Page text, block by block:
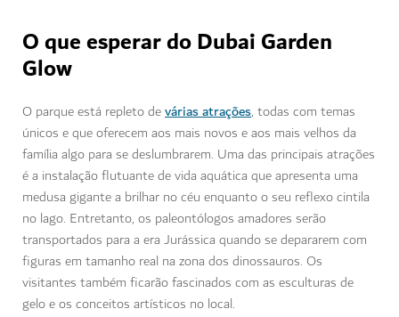
O que esperar do Dubai Garden
Glow
O parque está repleto devárias atrações, todas com temas
únicos e que oferecem aos mais novos e aos mais velhos da
família algo para se deslumbrarem. Uma das principais atrações
é a instalação flutuante de vida aquática que apresenta uma
medusa gigante a brilhar no céu enquanto o seu reflexo cintila
no lago. Entretanto, os paleontólogos amadores serão
transportados para a era Jurássica quando se depararem com
figuras em tamanho real na zona dos dinossauros. Os
visitantes também ficarão fascinados com as esculturas de
gelo e os conceitos artísticos no local.